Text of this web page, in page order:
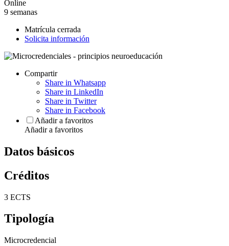
Online
9 semanas
Matrícula cerrada
Solicita información
Compartir
Share in Whatsapp
Share in LinkedIn
Share in Twitter
Share in Facebook
Añadir a favoritos
Añadir a favoritos
Datos básicos
Créditos
3 ECTS
Tipología
Microcredencial